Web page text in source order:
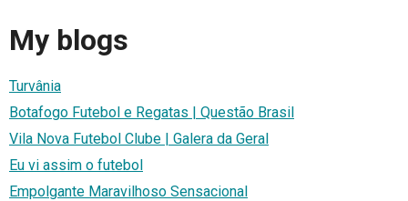
My blogs
Turvânia
Botafogo Futebol e Regatas | Questão Brasil
Vila Nova Futebol Clube | Galera da Geral
Eu vi assim o futebol
Empolgante Maravilhoso Sensacional